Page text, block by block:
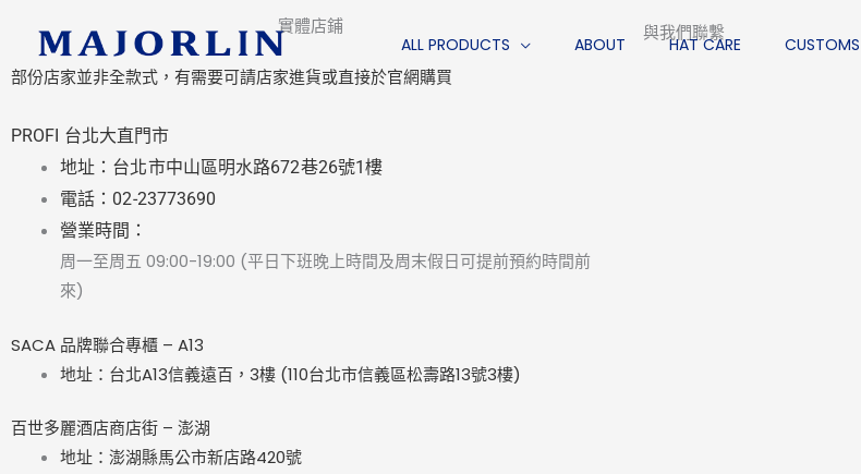
主
內
ALL PRODUCTS ABOUT HAT CARE CUSTOMS
實體店鋪
部份店家並非全款式，有需要可請店家進貨或直接於官網購買
PROFI 台北大直門市
地址：台北市中山區明水路672巷26號1樓
電話：02-23773690
營業時間：
周一至周五 09:00-19:00 (平日下班晚上時間及周末假日可提前預約時間前
來)
SACA 品牌聯合專櫃 – A13
地址：台北A13信義遠百，3樓 (110台北市信義區松壽路13號3樓)
百世多麗酒店商店街 – 澎湖
地址：澎湖縣馬公市新店路420號
與我們聯繫